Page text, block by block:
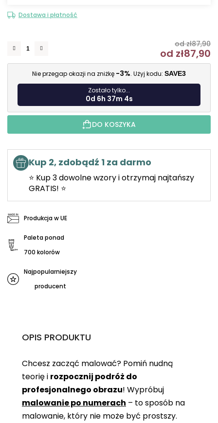
Dostawa i płatność
od zł87,90
od zł87,90
Nie przegap okazji na zniżkę -3%. Użyj kodu: SAVE3
Zostało tylko...
0d 6h 37m 3s
DO KOSZYKA
Kup 2, zdobądź 1 za darmo
⭐ Kup 3 dowolne wzory i otrzymaj najtańszy
GRATIS! ⭐
Produkcja w UE
Paleta ponad
700 kolorów
Najpopularniejszy
producent
OPIS PRODUKTU
Chcesz zacząć malować? Pomiń nudną
teorię i rozpocznij podróż do
profesjonalnego obrazu! Wypróbuj
malowanie po numerach – to sposób na
malowanie, który nie może być prostszy.